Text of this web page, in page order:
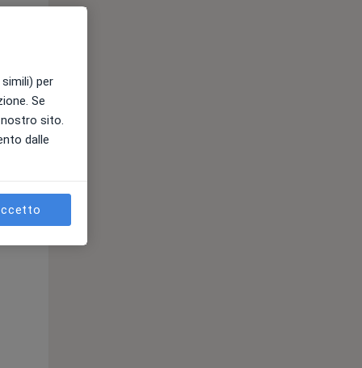
12 Ago
per
Se
sito.
dalle